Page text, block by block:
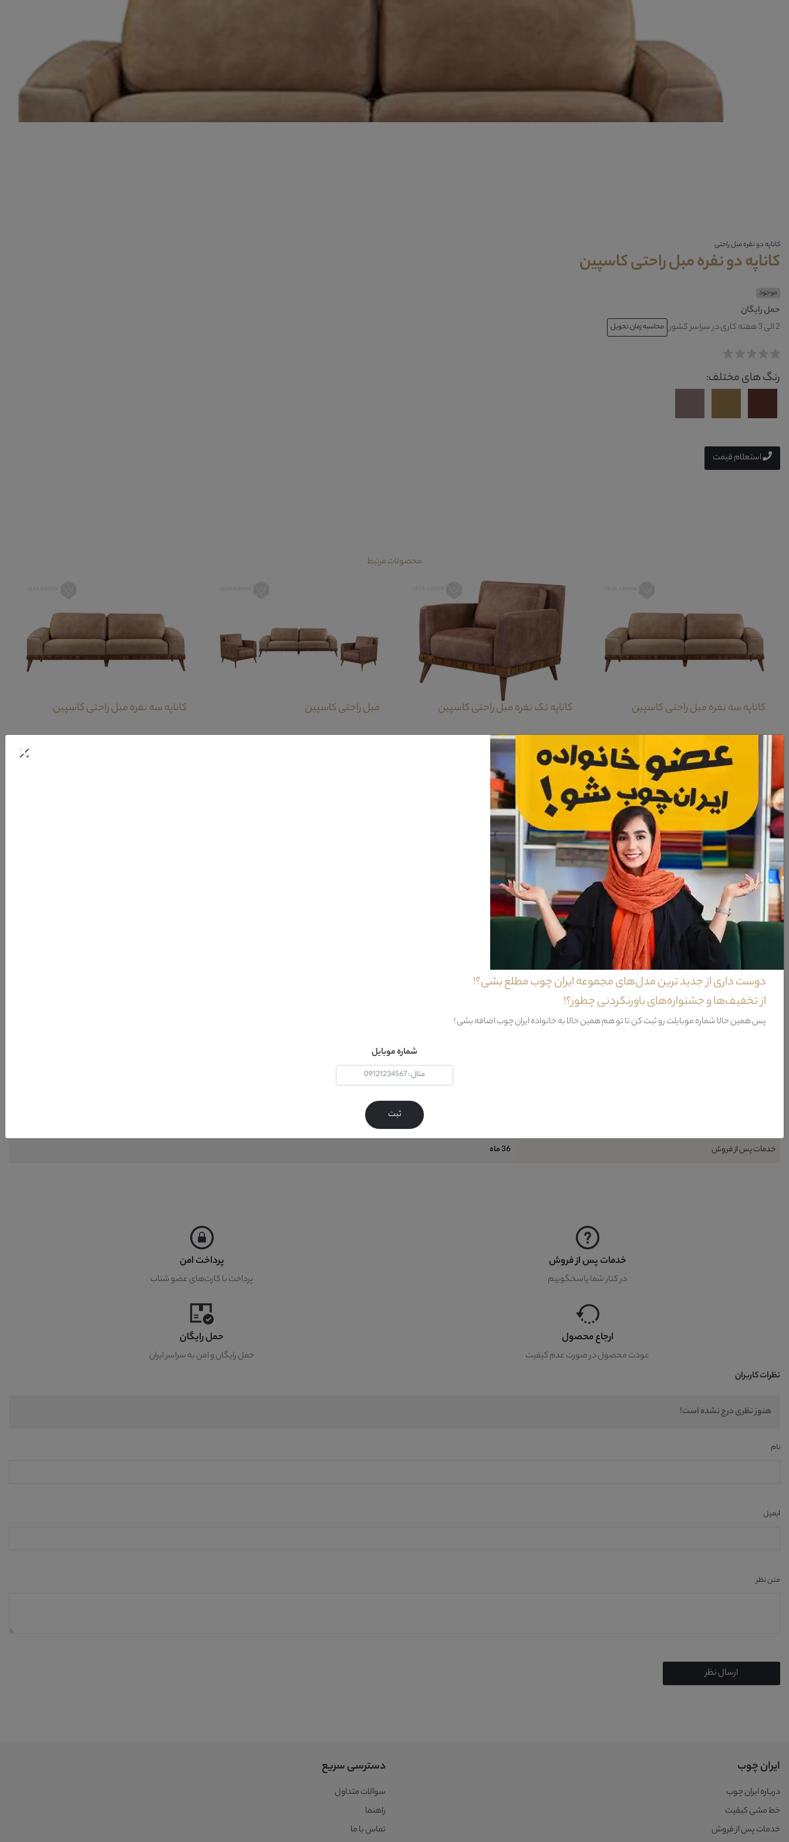
کاناپه دو نفره مبل راحتی
کاناپه دو نفره مبل راحتی کاسپین
موجود
حمل رایگان
2 الی 3 هفته کاری در سراسر کشور
محاسبه زمان تحویل
رنگ های مختلف:
استعلام قیمت
محصولات مرتبط
کاناپه سه نفره مبل راحتی کاسپین کاناپه تک نفره مبل راحتی کاسپین مبل راحتی کاسپین کاناپه سه نفره مبل راحتی کاسپین
معرفی کاناپه دو نفره مبل راحتی کاسپین
کاناپه دو نفره مبل راحتی کاسپین چه از نظر طراحی ظاهری و چه از نظر ترکیب رنگی کاملا مشابه کاناپه بزرگ آن می باشد با این تفاوت که دارای ابعاد به نسبت کوچکتری است.
ویژگی‌های کاناپه دو نفره مبل راحتی کاسپین
مواد سازنده
اسفنج + ويسکوز + نوار کش + لايکو + متقال
فریم
100% چوب : روس + تبريزي
کشور تولید کننده پایه
ايران
طراحی
شامل
1 قطعه : 1 عدد کاناپه 2 نفره
خدمات پس از فروش
36 ماه
خدمات پس از فروش
در کنار شما پاسخگوییم
پرداخت امن
پرداخت با کارت‌های عضو شتاب
ارجاع محصول
عودت محصول در صورت عدم کیفیت
حمل رایگان
حمل رایگان و امن به سراسر ایران
نظرات کاربران
هنوز نظری درج نشده است!
نام
ایمیل
متن نظر
ارسال نظر
ایران چوب
درباره ایران چوب
خط مشی کیفیت
خدمات پس از فروش
دسترسی سریع
سوالات متداول
راهنما
تماس با ما
×
دوست داری از جدید ترین مدل‌های مجموعه ایران چوب مطلع بشی؟!
از تخفیف‌ها و جشنواره‌های باورنکردنی چطور؟!
پس همین حالا شماره موبایلت رو ثبت کن تا تو هم همین حالا به خانواده ایران چوب اضافه بشی !
شماره موبایل
ثبت